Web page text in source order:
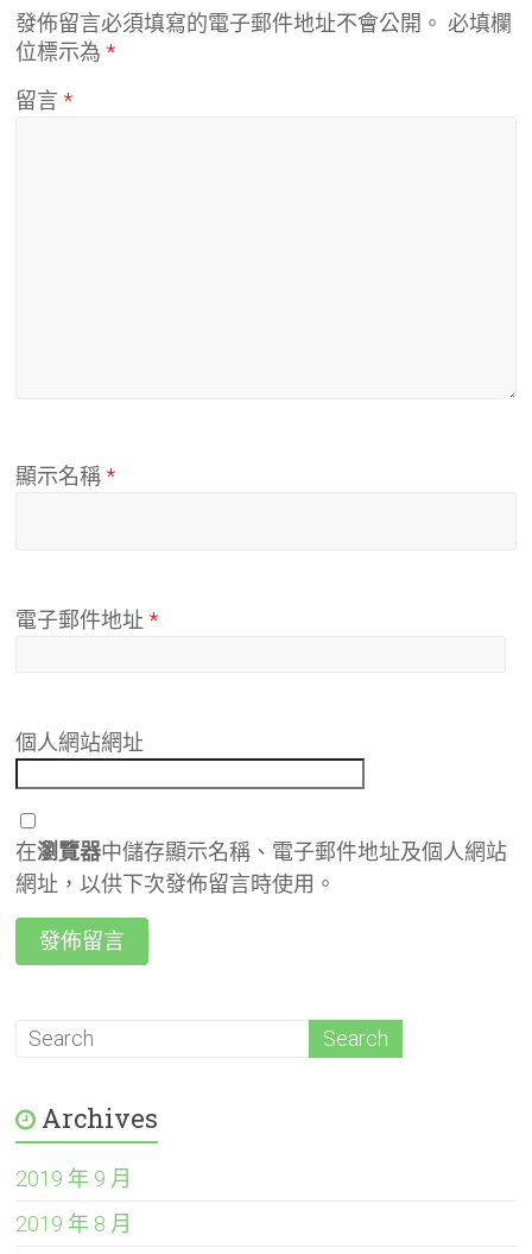
發佈留言必須填寫的電子郵件地址不會公開。 必填欄
位標示為*
留言*
顯示名稱*
電子郵件地址*
個人網站網址
在瀏覽器中儲存顯示名稱、電子郵件地址及個人網站
網址，以供下次發佈留言時使用。
Archives
2019 年 9 月
2019 年 8 月